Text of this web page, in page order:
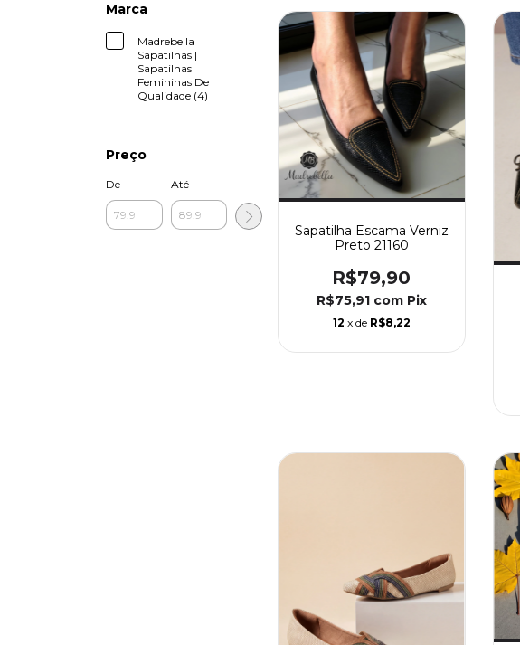
Marca
Madrebella
Sapatilhas |
Sapatilhas
Femininas De
Qualidade (4)
Preço
De Até
Sapatilha Escama Verniz
Preto 21160
R$79,90
R$75,91 com Pix
12 x de R$8,22